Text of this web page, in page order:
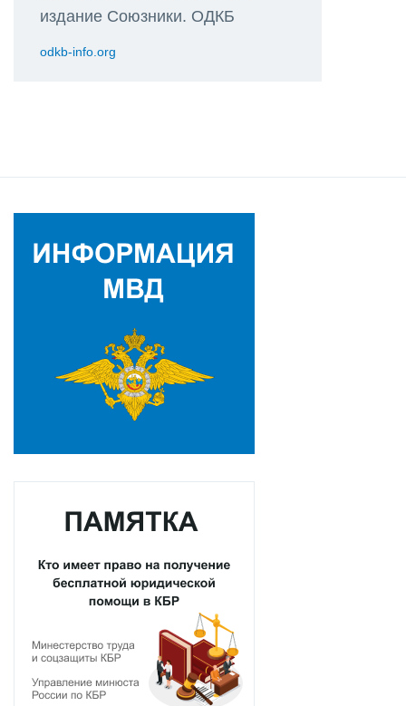
издание Союзники. ОДКБ
odkb-info.org